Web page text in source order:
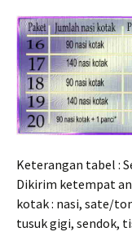
Keterangan tabel :
Dikirim ketempat
kotak : nasi, sate/
tusuk gigi, sendok,